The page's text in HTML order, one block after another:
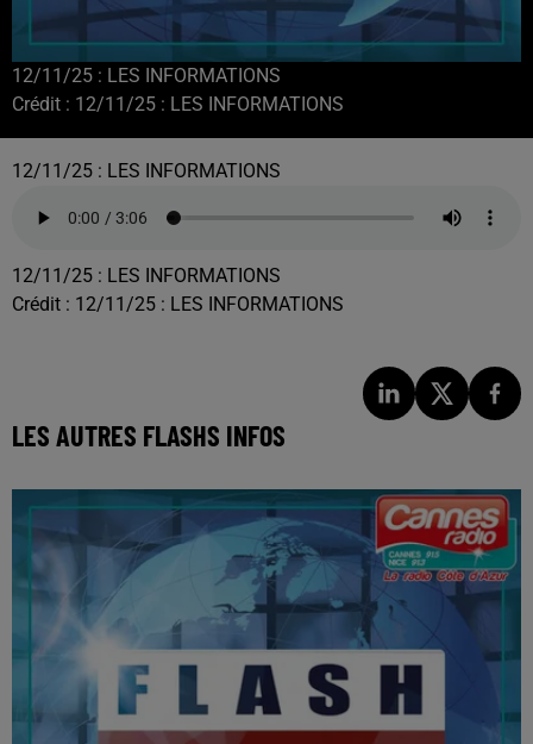
12/11/25 : LES INFORMATIONS
Crédit : 12/11/25 : LES INFORMATIONS
12/11/25 : LES INFORMATIONS
12/11/25 : LES INFORMATIONS
Crédit : 12/11/25 : LES INFORMATIONS
LES AUTRES FLASHS INFOS